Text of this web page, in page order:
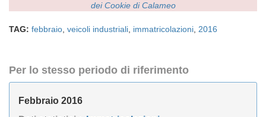
dei Cookie di Calameo
TAG: febbraio veicoli industriali immatricolazioni 2016
Per lo stesso periodo di riferimento
Febbraio 2016